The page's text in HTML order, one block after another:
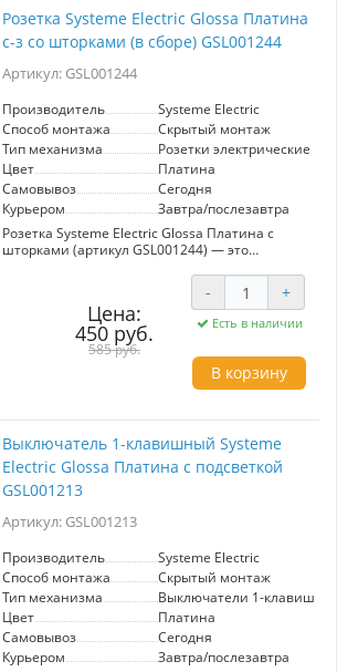
материала PС+ASA, этот выключатель
устойчив к УФ-излучению и не подвержен
появлению царапин, что гарантирует
вида. Эргономичные клеммы, расположенные
подключение. Выбор в пользу выключателя
Glossa – это сочетание функциональности и
современного дизайна.
Розетка Systeme Electric Glossa Платина
с-з со шторками (в сборе) GSL001244
Артикул: GSL001244
Производитель
Systeme Electric
Способ монтажа
Скрытый монтаж
Тип механизма
Розетки электрические
Цвет
Платина
Самовывоз
Сегодня
Курьером
Завтра/послезавтра
Розетка Systeme Electric Glossa Платина с
шторками (артикул GSL001244) — это
безопасности и комфорта в вашем доме или
офисе. Ее современный цвет платина
гармонично впишется в любой интерьер,
придавая ему стильный вид.
Шторки, встроенные в механизм,
предотвращают случайный контакт с
розетку идеальной для использования в
детских комнатах и местах с повышенной
активностью. Высокое качество материалов
гарантирует долговечность и устойчивость к
механическим повреждениям.
Эта розетка станет незаменимой в ситуациях,
когда требуется надежное и безопасное
подключение бытовых приборов, обеспечивая
легкий доступ к электрическим источникам в
любом помещении. Выбирая Systeme Electric
Glossa, вы делаете ставку на безопасность и
современный дизайн.
Цена:
450 руб.
585 руб.
- +
Есть в наличии
В корзину
Выключатель 1-клавишный Systeme
Electric Glossa Платина с подсветкой
GSL001213
Артикул: GSL001213
Производитель
Systeme Electric
Способ монтажа
Скрытый монтаж
Тип механизма
Выключатели 1-
Цвет
Платина
Самовывоз
Сегодня
Курьером
Завтра/послезавтра